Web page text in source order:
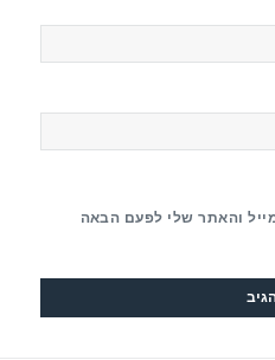
והאתר שלי לפעם הבאה